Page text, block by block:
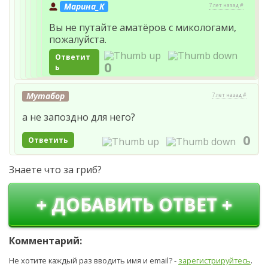
Марина_К 7 лет назад #
Вы не путайте аматёров с микологами,
пожалуйста.
Ответит
ь
0
Мутабор 7 лет назад #
а не запоздно для него?
Ответить 0
Знаете что за гриб?
+ ДОБАВИТЬ ОТВЕТ +
Комментарий:
Не хотите каждый раз вводить имя и email? - зарегистрируйтесь.